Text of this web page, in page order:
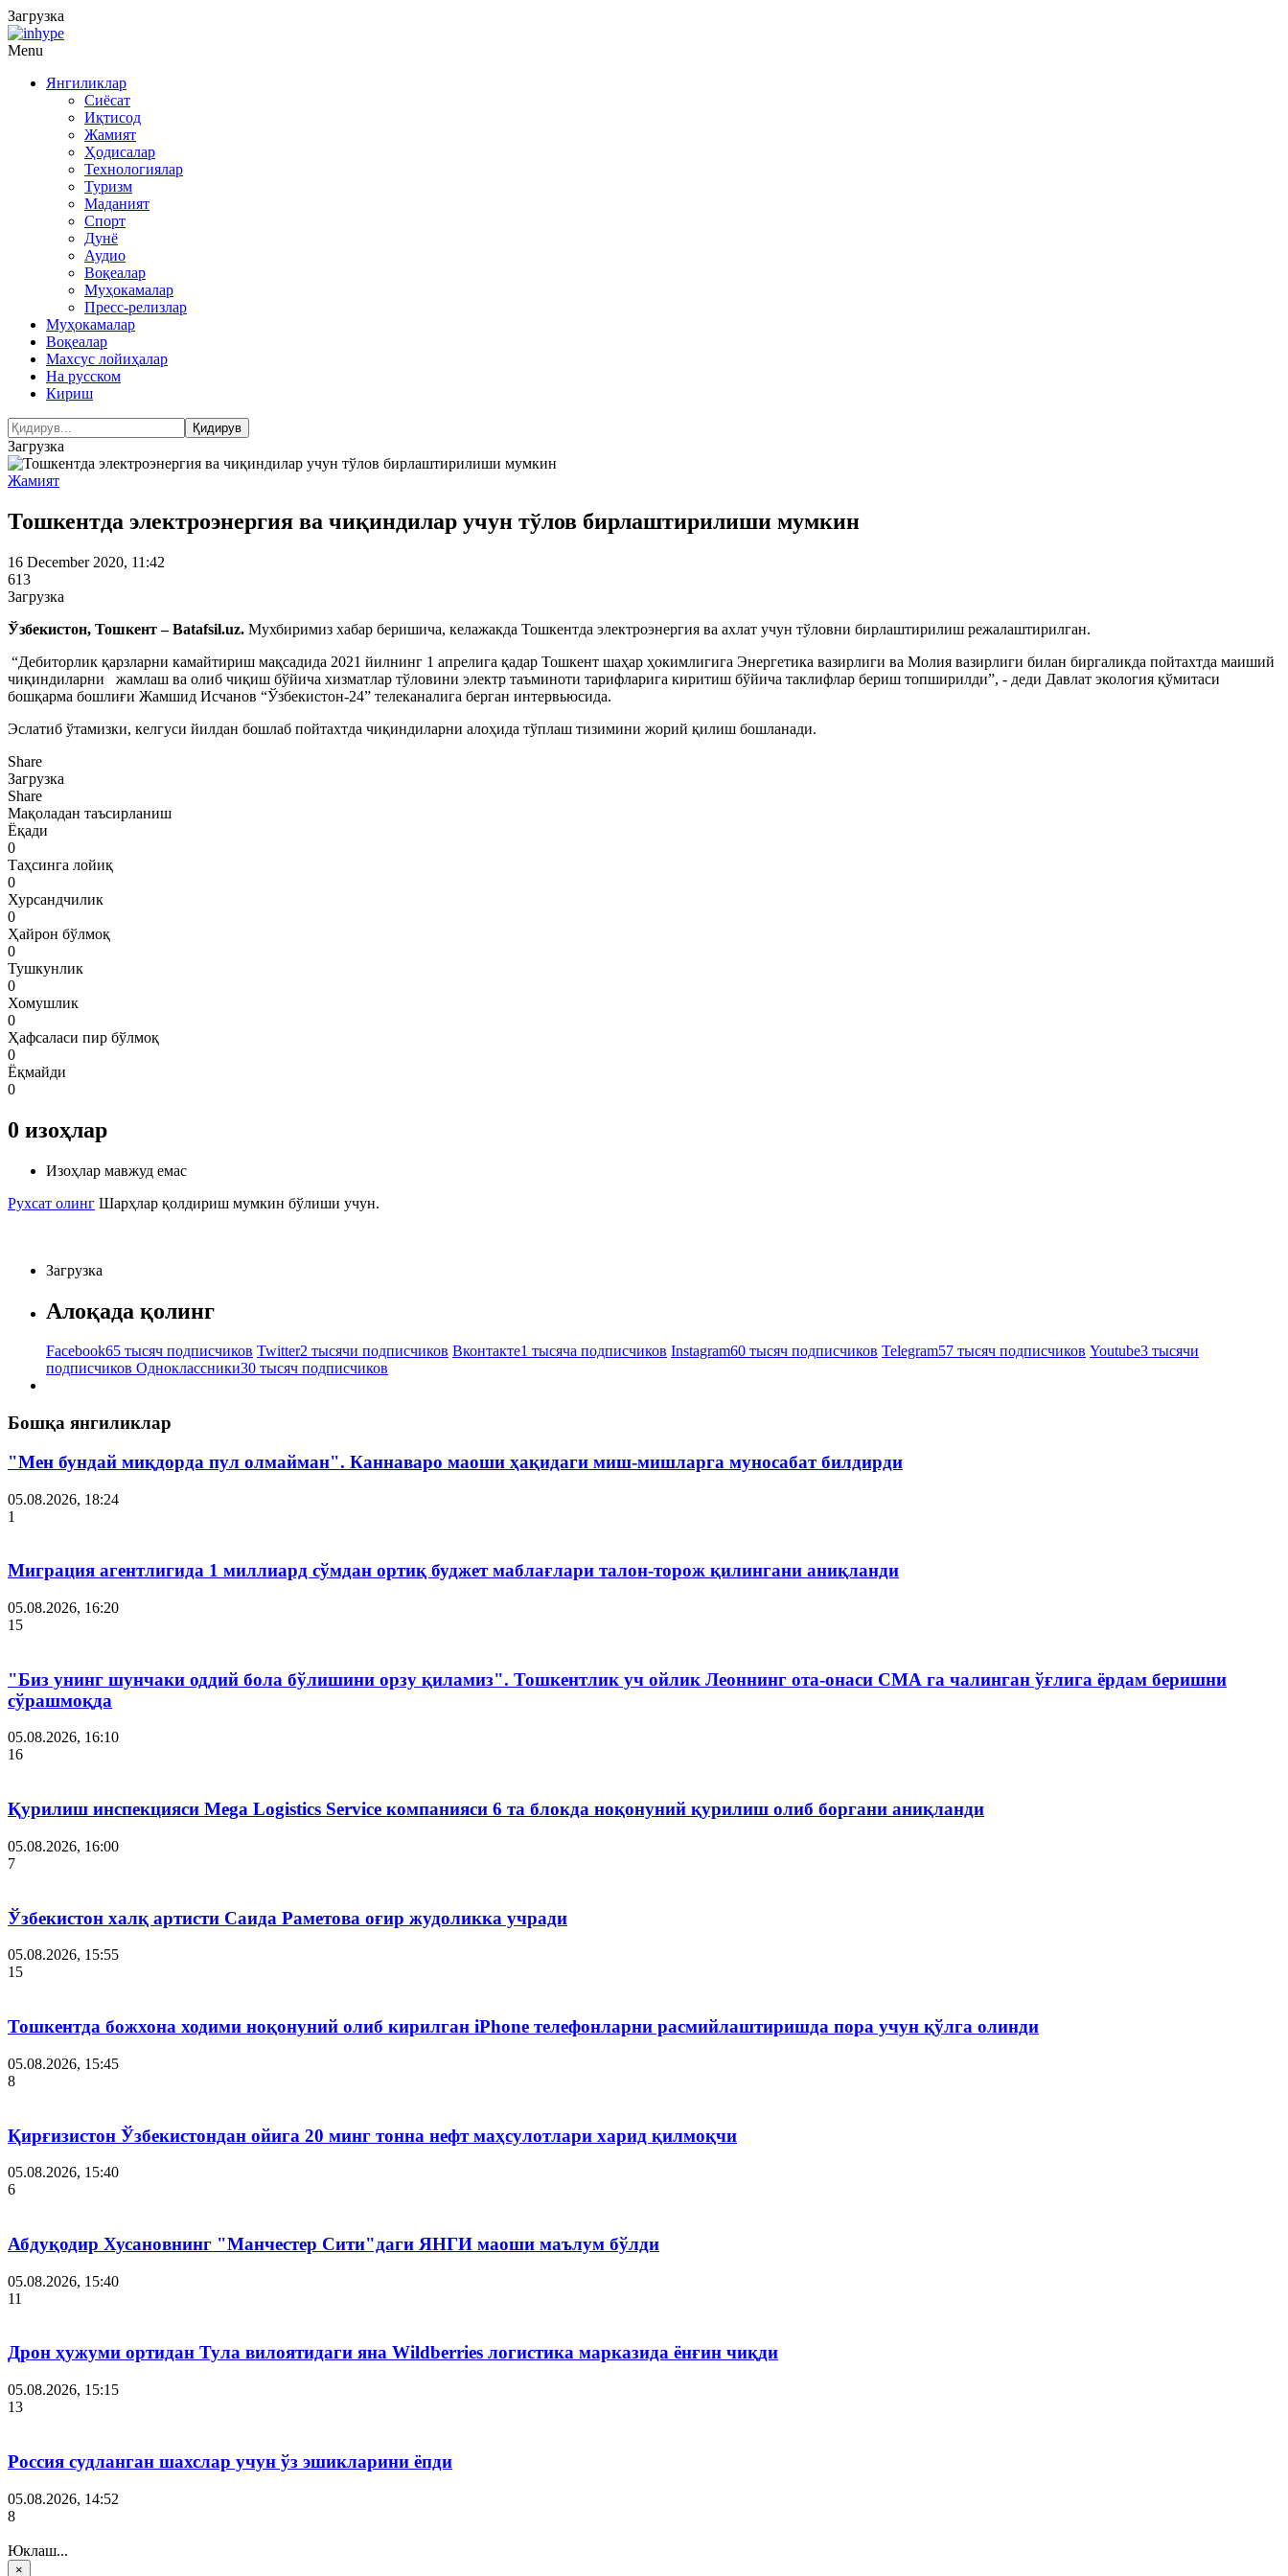
Загрузка
Menu
Янгиликлар
Сиёсат
Иқтисод
Жамият
Ҳодисалар
Технологиялар
Туризм
Маданият
Спорт
Дунё
Аудио
Воқеалар
Муҳокамалар
Пресс-релизлар
Муҳокамалар
Воқеалар
Махсус лойиҳалар
На русском
Кириш
Загрузка
Жамият
Тошкентда электроэнергия ва чиқиндилар учун тўлов бирлаштирилиши мумкин
16 December 2020, 11:42
613
Загрузка
Ўзбекистон, Тошкент – Batafsil.uz. Мухбиримиз хабар беришича, келажакда Тошкентда электроэнергия ва ахлат учун тўловни бирлаштирилиш режалаштирилган.
“Дебиторлик қарзларни камайтириш мақсадида 2021 йилнинг 1 апрелига қадар Тошкент шаҳар ҳокимлигига Энергетика вазирлиги ва Молия вазирлиги билан биргаликда пойтахтда маиший
чиқиндиларни жамлаш ва олиб чиқиш бўйича хизматлар тўловини электр таъминоти тарифларига киритиш бўйича таклифлар бериш топширилди”, - деди Давлат экология қўмитаси
бошқарма бошлиғи Жамшид Исчанов “Ўзбекистон-24” телеканалига берган интервьюсида.
Эслатиб ўтамизки, келгуси йилдан бошлаб пойтахтда чиқиндиларни алоҳида тўплаш тизимини жорий қилиш бошланади.
Share
Загрузка
Share
Мақоладан таъсирланиш
Ёқади
0
Таҳсинга лойиқ
0
Хурсандчилик
0
Ҳайрон бўлмоқ
0
Тушкунлик
0
Хомушлик
0
Ҳафсаласи пир бўлмоқ
0
Ёқмайди
0
0 изоҳлар
Изоҳлар мавжуд емас
Рухсат олинг Шарҳлар қолдириш мумкин бўлиши учун.
Загрузка
Алоқада қолинг
Facebook65 тысяч подписчиков Twitter2 тысячи подписчиков Вконтакте1 тысяча подписчиков Instagram60 тысяч подписчиков Telegram57 тысяч подписчиков Youtube3 тысячи
подписчиков Одноклассники30 тысяч подписчиков
Бошқа янгиликлар
"Мен бундай миқдорда пул олмайман". Каннаваро маоши ҳақидаги миш-мишларга муносабат билдирди
05.08.2026, 18:24
1
Миграция агентлигида 1 миллиард сўмдан ортиқ буджет маблағлари талон-торож қилингани аниқланди
05.08.2026, 16:20
15
"Биз унинг шунчаки оддий бола бўлишини орзу қиламиз". Тошкентлик уч ойлик Леоннинг ота-онаси СМА га чалинган ўғлига ёрдам беришни
сўрашмоқда
05.08.2026, 16:10
16
Қурилиш инспекцияси Мega Logistics Service компанияси 6 та блокда ноқонуний қурилиш олиб боргани аниқланди
05.08.2026, 16:00
7
Ўзбекистон халқ артисти Саида Раметова оғир жудоликка учради
05.08.2026, 15:55
15
Тошкентда божхона ходими ноқонуний олиб кирилган iPhone телефонларни расмийлаштиришда пора учун қўлга олинди
05.08.2026, 15:45
8
Қирғизистон Ўзбекистондан ойига 20 минг тонна нефт маҳсулотлари харид қилмоқчи
05.08.2026, 15:40
6
Абдуқодир Хусановнинг "Манчестер Сити"даги ЯНГИ маоши маълум бўлди
05.08.2026, 15:40
11
Дрон ҳужуми ортидан Тула вилоятидаги яна Wildberries логистика марказида ёнғин чиқди
05.08.2026, 15:15
13
Россия судланган шахслар учун ўз эшикларини ёпди
05.08.2026, 14:52
8
Юклаш...
×